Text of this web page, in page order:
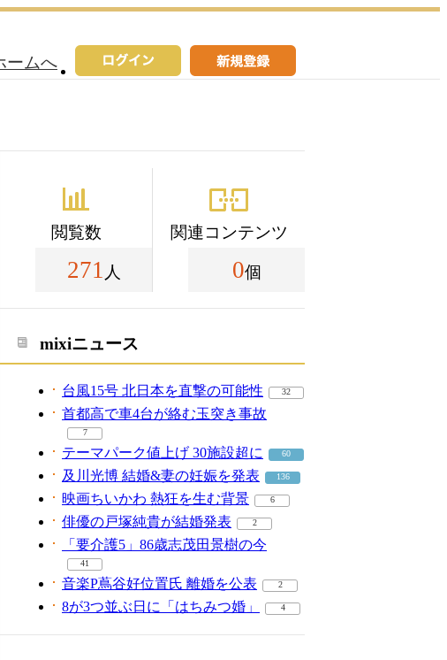
ームへ
閲覧数
271 人
関連コンテンツ
0個
mixiニュース
台風15号 北日本を直撃の可能性 32
首都高で車4台が絡む玉突き事故
7
テーマパーク値上げ 30施設超に 60
及川光博 結婚&妻の妊娠を発表 136
映画ちいかわ 熱狂を生む背景 6
俳優の戸塚純貴が結婚発表 2
「要介護5」86歳志茂田景樹の今
41
音楽P蔦谷好位置氏 離婚を公表 2
8が3つ並ぶ日に「はちみつ婚」 4